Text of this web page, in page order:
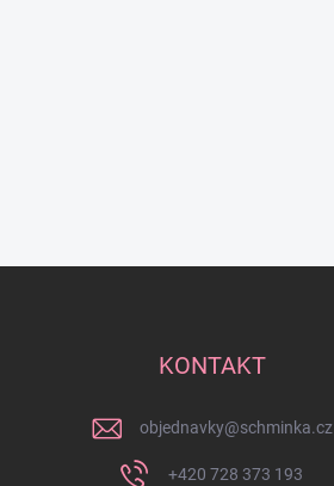
KONTAKT
objednavky@schminka.cz
+420 728 373 193